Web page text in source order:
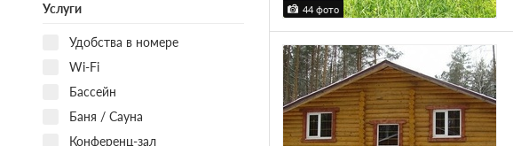
Услуги
Удобства в номере
Wi-Fi
Бассейн
Баня / Сауна
Конференц-зал
44 фото